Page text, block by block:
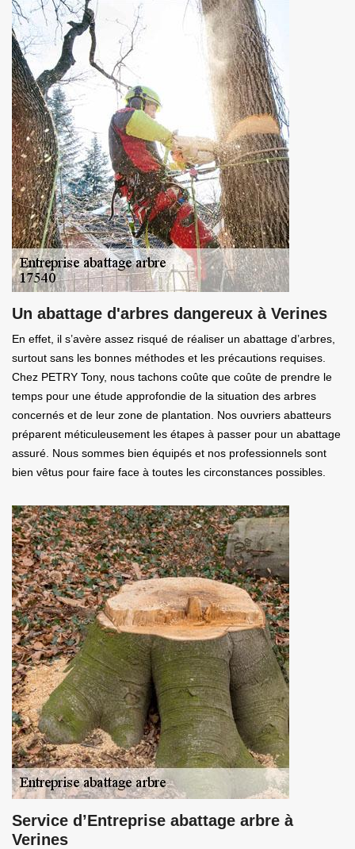
Un abattage d'arbres dangereux à Verines
En effet, il s’avère assez risqué de réaliser un abattage d’arbres,
surtout sans les bonnes méthodes et les précautions requises.
Chez PETRY Tony, nous tachons coûte que coûte de prendre le
temps pour une étude approfondie de la situation des arbres
concernés et de leur zone de plantation. Nos ouvriers abatteurs
préparent méticuleusement les étapes à passer pour un abattage
assuré. Nous sommes bien équipés et nos professionnels sont
bien vêtus pour faire face à toutes les circonstances possibles.
Service d’Entreprise abattage arbre à
Verines